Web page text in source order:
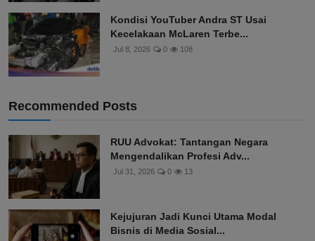
Kondisi YouTuber Andra ST Usai
Kecelakaan McLaren Terbe...
Jul 8, 2026 0 108
Recommended Posts
RUU Advokat: Tantangan Negara
Mengendalikan Profesi Adv...
Jul 31, 2026 0 13
Kejujuran Jadi Kunci Utama Modal
Bisnis di Media Sosial...